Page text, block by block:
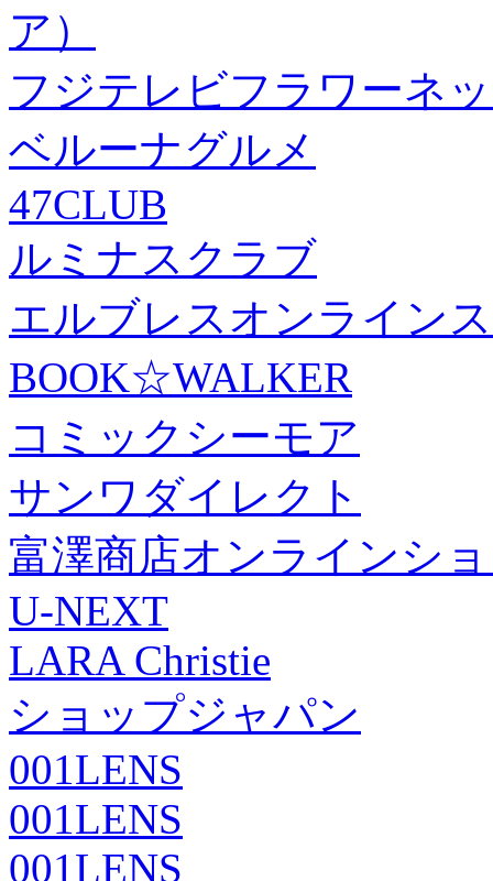
ア）
フジテレビフラワーネ
ベルーナグルメ
47CLUB
ルミナスクラブ
エルブレスオンライン
BOOK☆WALKER
コミックシーモア
サンワダイレクト
富澤商店オンラインシ
U-NEXT
LARA Christie
ショップジャパン
001LENS
001LENS
001LENS